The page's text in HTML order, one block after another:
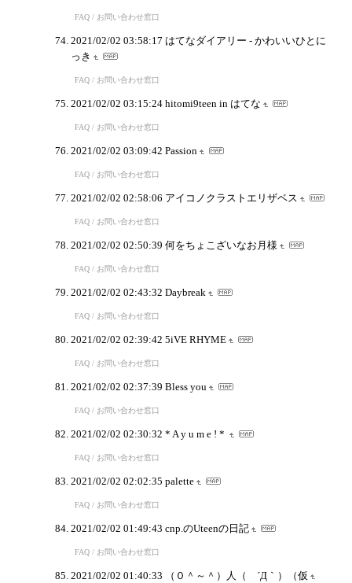
FAQ / お問い合わせ窓口
2021/02/02 03:58:17 はてなダイアリー - かわいいひとに
っき
FAQ / お問い合わせ窓口
2021/02/02 03:15:24 hitomi9teen in はてな
FAQ / お問い合わせ窓口
2021/02/02 03:09:42 Passion
FAQ / お問い合わせ窓口
2021/02/02 02:58:06 アイコノクラストエリザベス
FAQ / お問い合わせ窓口
2021/02/02 02:50:39 何をちょこざいなお月様
FAQ / お問い合わせ窓口
2021/02/02 02:43:32 Daybreak
FAQ / お問い合わせ窓口
2021/02/02 02:39:42 5iVE RHYME
FAQ / お問い合わせ窓口
2021/02/02 02:37:39 Bless you
FAQ / お問い合わせ窓口
2021/02/02 02:30:32 * A y u m e ! *
FAQ / お問い合わせ窓口
2021/02/02 02:02:35 palette
FAQ / お問い合わせ窓口
2021/02/02 01:49:43 cnp.のUteenの日記
FAQ / お問い合わせ窓口
2021/02/02 01:40:33 （０＾～＾）人（ ´Д｀）（仮